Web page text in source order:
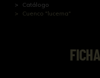
Catálogo
Cuenco "lucerna"